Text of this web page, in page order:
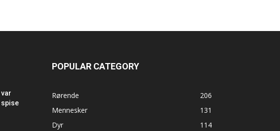
spise
POPULAR CATEGORY
Rørende
206
Mennesker
131
Dyr
114